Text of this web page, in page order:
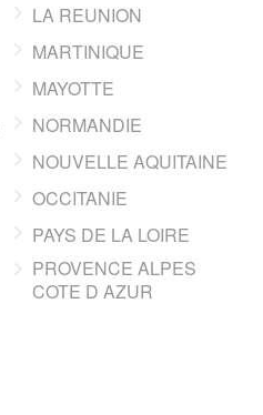
LA REUNION
MARTINIQUE
MAYOTTE
NORMANDIE
NOUVELLE AQUITAINE
OCCITANIE
PAYS DE LA LOIRE
PROVENCE ALPES
COTE D AZUR